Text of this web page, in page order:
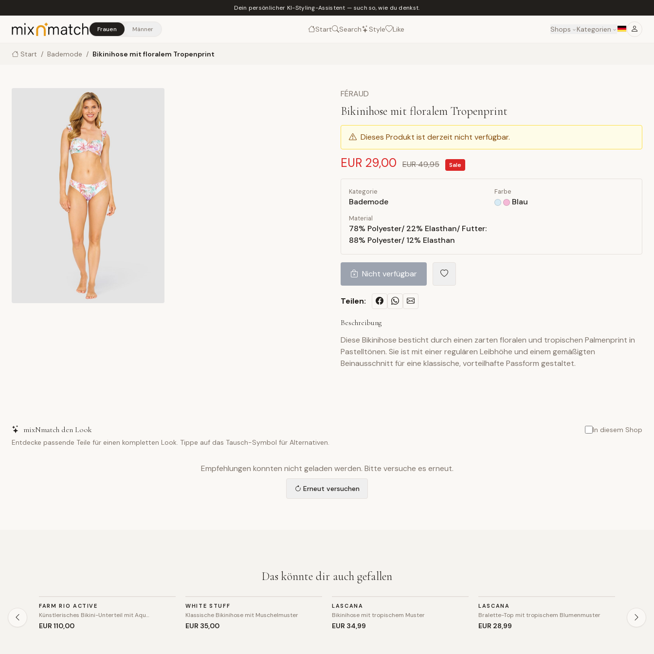
Dein persönlicher KI-Styling-Assistent — such so, wie du denkst.
Frauen Männer Start Search Style Like Shops Kategorien
Start / Bademode / Bikinihose mit floralem Tropenprint
FÉRAUD
Bikinihose mit floralem Tropenprint
Dieses Produkt ist derzeit nicht verfügbar.
EUR 29,00 EUR 49,95 Sale
Kategorie
Bademode
Farbe
Blau
Material
78% Polyester/ 22% Elasthan/ Futter:
88% Polyester/ 12% Elasthan
Nicht verfügbar
Teilen:
Beschreibung
Diese Bikinihose besticht durch einen zarten floralen und tropischen Palmenprint in
Pastelltönen. Sie ist mit einer regulären Leibhöhe und einem gemäßigten
Beinausschnitt für eine klassische, vorteilhafte Passform gestaltet.
mixNmatch den Look
In diesem Shop
Entdecke passende Teile für einen kompletten Look. Tippe auf das Tausch-Symbol für Alternativen.
Empfehlungen konnten nicht geladen werden. Bitte versuche es erneut.
Erneut versuchen
Das könnte dir auch gefallen
FARM RIO ACTIVE
Künstlerisches Bikini-Unterteil mit Aqu…
EUR 110,00
WHITE STUFF
Klassische Bikinihose mit Muschelmuster
EUR 35,00
BADEMODE
LASCANA
Bikinihose mit tropischem Muster
EUR 34,99
LASCANA
Bralette-Top mit tropischem Blumenmuster
EUR 28,99 EUR 34